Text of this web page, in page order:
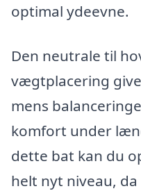
optimal ydeevne.
Den neutrale til
vægtplacering
mens
komfort under
dette bat kan du
helt nyt niveau,